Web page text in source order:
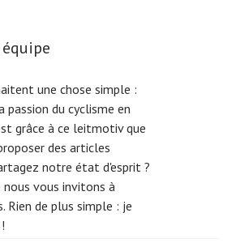
une chose simple :
du cyclisme en
grâce à ce leitmotiv que
des articles
notre état d'esprit ?
nous vous invitons à
Rien de plus simple : je